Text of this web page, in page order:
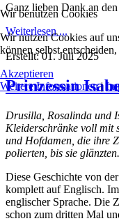
Ganz lieben Dank an
Weiterlesen ...
Erstellt: 01. Juli 2025
Prinzessin
Drusilla, Rosalinda und
Kleiderschränke voll mit
und Hofdamen, die ihre
polierten, bis sie
Diese Geschichte von
komplett auf Englisch.
englischer Sprache. Die
schon zum dritten Mal
Wir benutzen Cookies
Wir nutzen Cookies auf
können selbst
Akzeptieren
Weitere Informationen|